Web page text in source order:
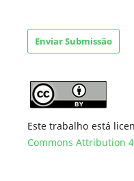
Enviar Submissão
Este trabalho está
Commons Attribution